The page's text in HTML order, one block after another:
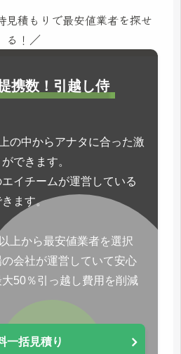
積もりで最安値業者を探せ
る！／
携数！引越し侍
の中からアナタに合った激
できます。
イチームが運営している
ます。
上から最安値業者を選択
の会社が運営していて安心
大50％引っ越し費用を削減
一括見積り